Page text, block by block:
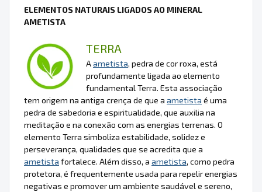
ELEMENTOS NATURAIS LIGADOS AO MINERAL
AMETISTA
TERRA
Aametista, pedra de cor roxa, está
profundamente ligada ao elemento
fundamental Terra. Esta associação
tem origem na antiga crença de que a ametista é uma
pedra de sabedoria e espiritualidade, que auxilia na
meditação e na conexão com as energias terrenas. O
elemento Terra simboliza estabilidade, solidez e
perseverança, qualidades que se acredita que a
ametista fortalece. Além disso, a ametista, como pedra
protetora, é frequentemente usada para repelir energias
negativas e promover um ambiente saudável e sereno,